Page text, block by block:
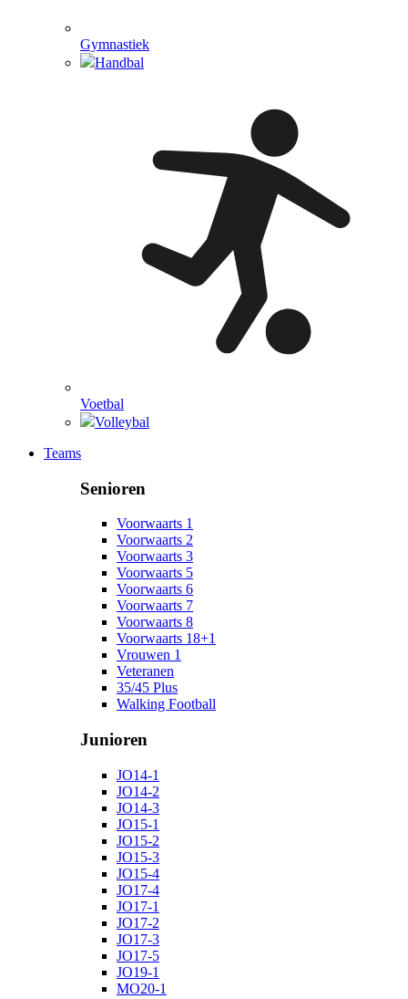
Gymnastiek
Handbal
Voetbal
Volleybal
Teams
Senioren
Voorwaarts 1
Voorwaarts 2
Voorwaarts 3
Voorwaarts 5
Voorwaarts 6
Voorwaarts 7
Voorwaarts 8
Voorwaarts 18+1
Vrouwen 1
Veteranen
35/45 Plus
Walking Football
Junioren
JO14-1
JO14-2
JO14-3
JO15-1
JO15-2
JO15-3
JO15-4
JO17-4
JO17-1
JO17-2
JO17-3
JO17-5
JO19-1
MO20-1